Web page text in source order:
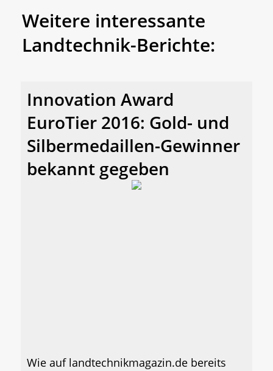
Weitere interessante
Landtechnik-Berichte:
Innovation Award
EuroTier 2016: Gold- und
Silbermedaillen-Gewinner
bekannt gegeben
Wie auf landtechnikmagazin.de bereits